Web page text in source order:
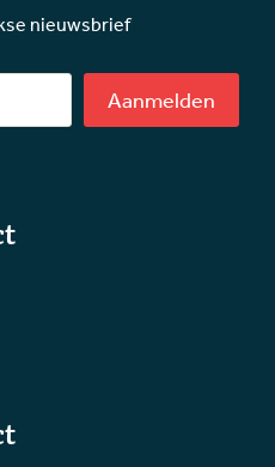
nieuwsbrief
Aanmelden